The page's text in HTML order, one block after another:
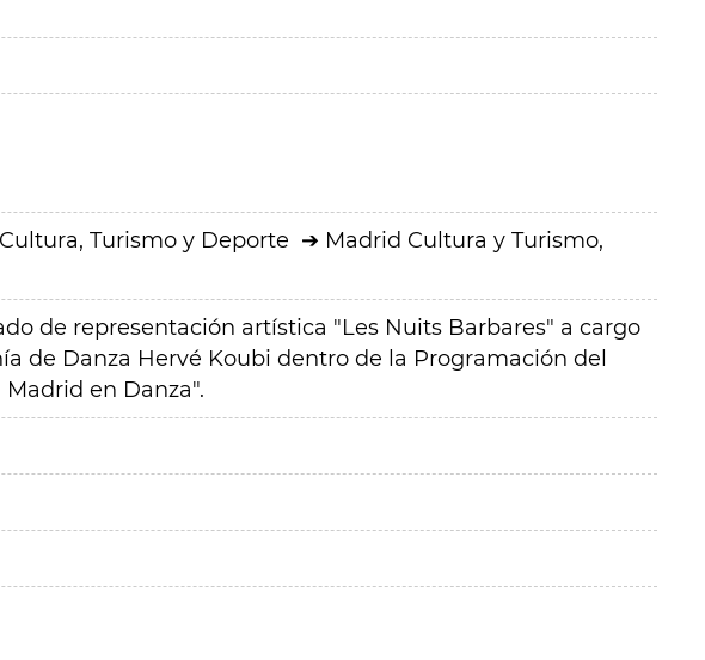
Turismo y Deporte
Madrid Cultura y Turismo,
de representación artística "Les Nuits Barbares" a cargo
de Danza Hervé Koubi dentro de la Programación del
Madrid en Danza".